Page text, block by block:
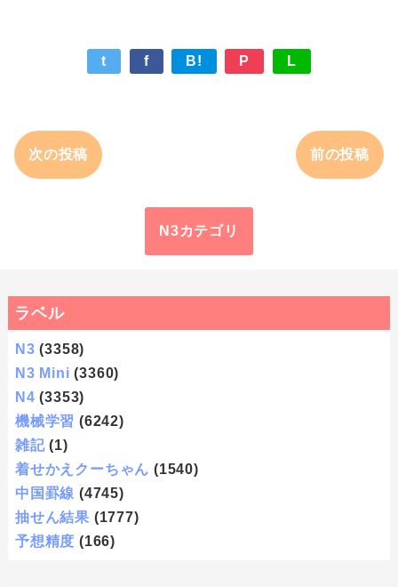
t f B! P L
次の投稿 前の投稿
N3カテゴリ
ラベル
N3 (3358)
N3 Mini (3360)
N4 (3353)
機械学習 (6242)
雑記 (1)
着せかえクーちゃん (1540)
中国罫線 (4745)
抽せん結果 (1777)
予想精度 (166)